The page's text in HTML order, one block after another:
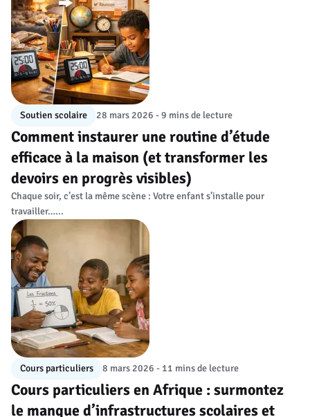
Soutien scolaire 28 mars 2026 - 9 mins de lecture
Comment instaurer une routine d’étude
efficace à la maison (et transformer les
devoirs en progrès visibles)
Chaque soir, c’est la même scène : Votre enfant s’installe pour
travailler…...
Cours particuliers 8 mars 2026 - 11 mins de lecture
Cours particuliers en Afrique : surmontez
le manque d’infrastructures scolaires et